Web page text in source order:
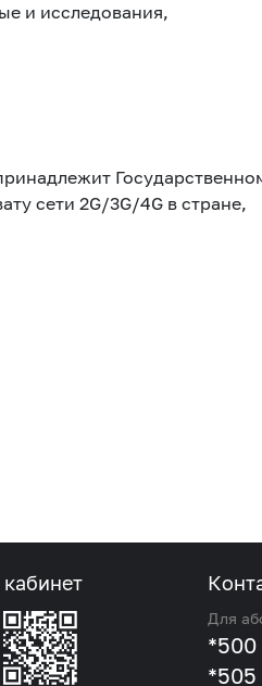
и исследования,
сети 2G/3G/4G в стране,
Для
*500
*505